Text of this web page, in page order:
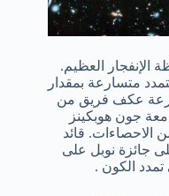
بعد لحظة الإنفجار العظيم.
متسارعة بمقدار
عكف فريق من
جون هوبكينز
الاحصاءات. قائد
جائزة نوبل على
تمدد الكون .